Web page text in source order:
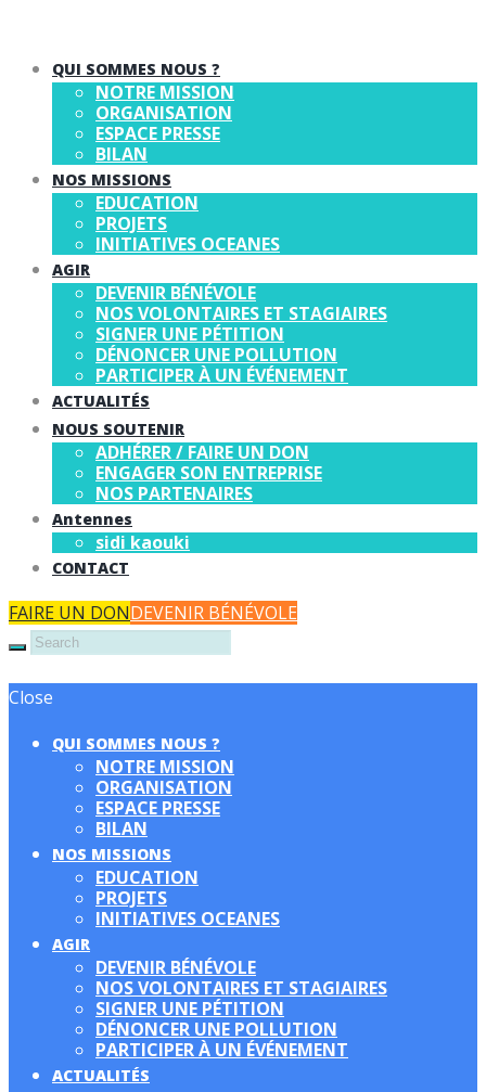
QUI SOMMES NOUS ?
NOTRE MISSION
ORGANISATION
ESPACE PRESSE
BILAN
NOS MISSIONS
EDUCATION
PROJETS
INITIATIVES OCEANES
AGIR
DEVENIR BÉNÉVOLE
NOS VOLONTAIRES ET STAGIAIRES
SIGNER UNE PÉTITION
DÉNONCER UNE POLLUTION
PARTICIPER À UN ÉVÉNEMENT
ACTUALITÉS
NOUS SOUTENIR
ADHÉRER / FAIRE UN DON
ENGAGER SON ENTREPRISE
NOS PARTENAIRES
Antennes
sidi kaouki
CONTACT
FAIRE UN DONDEVENIR BÉNÉVOLE
Close
QUI SOMMES NOUS ?
NOTRE MISSION
ORGANISATION
ESPACE PRESSE
BILAN
NOS MISSIONS
EDUCATION
PROJETS
INITIATIVES OCEANES
AGIR
DEVENIR BÉNÉVOLE
NOS VOLONTAIRES ET STAGIAIRES
SIGNER UNE PÉTITION
DÉNONCER UNE POLLUTION
PARTICIPER À UN ÉVÉNEMENT
ACTUALITÉS